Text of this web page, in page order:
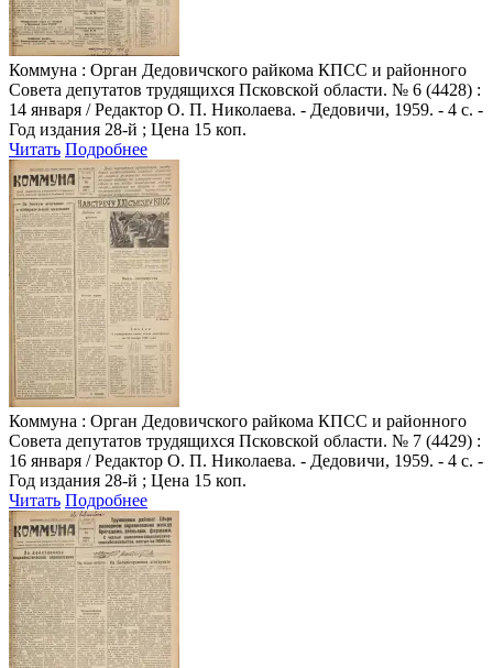
Коммуна : Орган Дедовичского райкома КПСС и районного
Совета депутатов трудящихся Псковской области. № 6 (4428) :
14 января / Редактор О. П. Николаева. - Дедовичи, 1959. - 4 с. -
Год издания 28-й ; Цена 15 коп.
Читать Подробнее
Коммуна : Орган Дедовичского райкома КПСС и районного
Совета депутатов трудящихся Псковской области. № 7 (4429) :
16 января / Редактор О. П. Николаева. - Дедовичи, 1959. - 4 с. -
Год издания 28-й ; Цена 15 коп.
Читать Подробнее